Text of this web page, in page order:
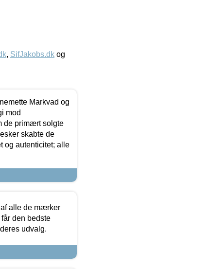
, SifJakobs.dk og
Markvad og
mod
de primært solgte
skabte de
og autenticitet; alle
alle de mærker
den bedste
udvalg.